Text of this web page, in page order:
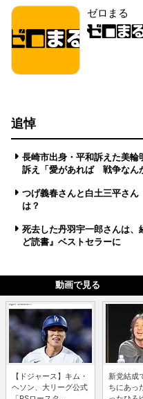
ゼロまる
追悼
長崎市出身・平和訴えた美
訴え「愛があれば 戦争なん
つげ義春さんと白土三平さ
は？
死去した丹羽宇一郎さんは
ど読書』ベストセラーに
動画で見る
【ドジャース】キム・
ヘソン、大リーグ公式
新党結成
ちにあっ